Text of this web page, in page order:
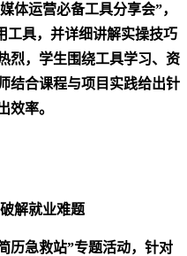
体运营必备工具分享会”，
工具，并详细讲解实操技巧
烈，学生围绕工具学习、资
结合课程与项目实践给出针
效率。
破解就业难题
历急救站”专题活动，针对